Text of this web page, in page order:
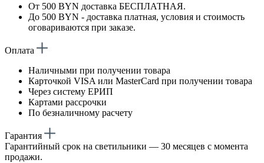
От 500 BYN доставка БЕСПЛАТНАЯ.
До 500 BYN - доставка платная, условия и стоимость
оговариваются при заказе.
Оплата
Наличными при получении товара
Карточкой VISA или MasterCard при получении товара
Через систему ЕРИП
Картами рассрочки
По безналичному расчету
Гарантия
Гарантийный срок на светильники — 30 месяцев с момента
продажи.